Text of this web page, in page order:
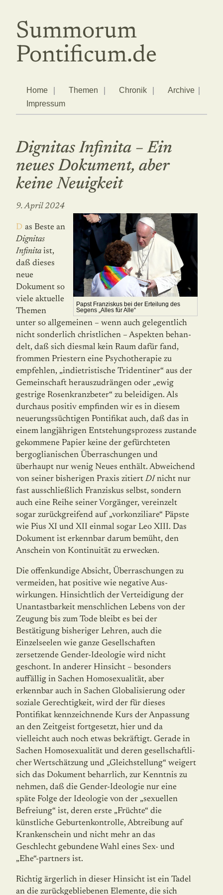
Summorum
Pontificum.de
Home Themen Chronik
Archive
Impressum
Dignitas Infinita – Ein
neues Dokument, aber
keine Neuigkeit
9. April 2024
Papst Franziskus bei der Erteilung des
Segens „Alles für Alle“
Das Beste an
Dignitas
Infinita ist,
daß dieses
neue
Dokument so
viele aktuelle
Themen
unter so allgemeinen – wenn auch gelegentlich
nicht sonderlich christlichen – Aspekten be­han­
delt, daß sich diesmal kein Raum dafür fand,
frommen Priestern eine Psychotherapie zu
empfehlen, „indietristische Tridentiner“ aus der
Gemeinschaft herauszudrängen oder „ewig
gestrige Rosenkranzbeter“ zu beleidigen. Als
durchaus positiv empfinden wir es in diesem
neuerungssüchtigen Pontifikat auch, daß das in
einem langjährigen Entstehungsprozess zustande
gekommene Papier keine der gefürchteten
bergoglianischen Überraschungen und
überhaupt nur wenig Neues enthält. Abweichend
von seiner bisherigen Praxis zitiert DI nicht nur
fast ausschließlich Fran­zis­kus selbst, sondern
auch eine Reihe seiner Vorgänger, vereinzelt
sogar zurückgreifend auf „vorkonziliare“ Päpste
wie Pius XI und XII einmal sogar Leo XIII. Das
Dokument ist erkennbar darum bemüht, den
Anschein von Kontinuität zu erwecken.
Die offenkundige Absicht, Überraschungen zu
vermeiden, hat positive wie negative Aus­
wirkungen. Hinsichtlich der Verteidigung der
Unantastbarkeit menschlichen Lebens von der
Zeugung bis zum Tode bleibt es bei der
Bestätigung bisheriger Lehren, auch die
Einzelseelen wie ganze Gesellschaften
zersetzende Gender-Ideologie wird nicht
geschont. In anderer Hinsicht – besonders
auffällig in Sachen Homosexualität, aber
erkennbar auch in Sachen Globalisierung oder
soziale Gerechtigkeit, wird der für dieses
Pontifikat kennzeichnende Kurs der Anpassung
an den Zeitgeist fortgesetzt, hier und da
vielleicht auch noch etwas bekräftigt. Gerade in
Sachen Homosexualität und deren gesellschaftli­
cher Wertschätzung und „Gleichstellung“ weigert
sich das Dokument beharrlich, zur Kenntnis zu
nehmen, daß die Gender-Ideologie nur eine
späte Folge der Ideologie von der „sexuellen
Befreiung“ ist, deren erste „Früchte“ die
künstliche Geburtenkontrolle, Abtreibung auf
Krankenschein und nicht mehr an das
Geschlecht gebundene Wahl eines Sex- und
„Ehe“-partners ist.
Richtig ärgerlich in dieser Hinsicht ist ein Tadel
an die zurückgebliebenen Elemente, die sich